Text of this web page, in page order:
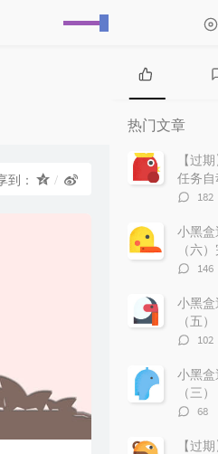
到：
热
门
文
章
热门文章
【过
任务自
评
数
182
小黑
（六
评
数
146
小黑
（五
评
数
102
小黑
（三）
评
数
68
【过